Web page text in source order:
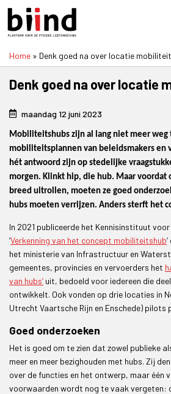
Overslaan
naar
inhoud
Home Denk goed na over locatie
Denk goed na over locatie
maandag 12 juni 2023
Mobiliteitshubs zijn al lang niet meer weg
mobiliteitsplannen van beleidsmakers en
hét antwoord zijn op stedelijke
morgen. Klinkt hip, die hub. Maar voordat
breed uitrollen, moeten ze goed
hubs moeten verrijzen. Anders sterft het
In 2021 publiceerde het Kennisinstituut
‘Verkenning van het concept mobiliteitshub
het ministerie van Infrastructuur en
gemeentes, provincies en vervoerders het
van hubs’ uit, bedoeld voor iedereen die
ontwikkelt. Ook vonden op drie locaties in
Utrecht Vaartsche Rijn en Enschede) pilots
Goed onderzoeken
Het is goed om te zien dat zowel publieke
meer en meer bezighouden met hubs. Zij
over de functies en het ontwerp, maar één
voorwaarden wordt nog te vaak vergeten: